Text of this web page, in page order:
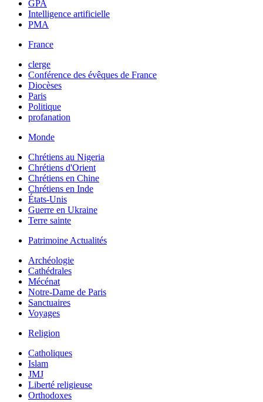
GPA
Intelligence artificielle
PMA
France
clerge
Conférence des évêques de France
Diocèses
Paris
Politique
profanation
Monde
Chrétiens au Nigeria
Chrétiens d'Orient
Chrétiens en Chine
Chrétiens en Inde
États-Unis
Guerre en Ukraine
Terre sainte
Patrimoine Actualités
Archéologie
Cathédrales
Mécénat
Notre-Dame de Paris
Sanctuaires
Voyages
Religion
Catholiques
Islam
JMJ
Liberté religieuse
Orthodoxes